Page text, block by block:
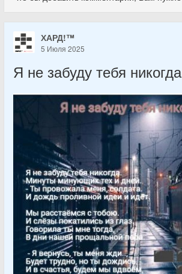
ХАРД!™
5 Июля 2025
Я не забуду тебя никогда